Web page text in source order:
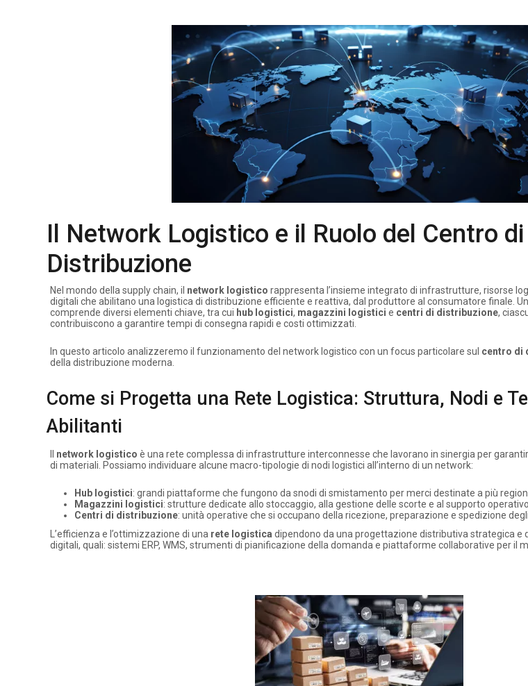
Il Network Logistico e il Ruolo del Centro di
Distribuzione
Nel mondo della supply chain, il network logistico rappresenta l’insieme integrato di infrastrutture, risorse
digitali che abilitano una logistica di distribuzione efficiente e reattiva, dal produttore al consumatore finale.
comprende diversi elementi chiave, tra cui hub logistici, magazzini logistici e centri di distribuzione,
contribuiscono a garantire tempi di consegna rapidi e costi ottimizzati.
In questo articolo analizzeremo il funzionamento del network logistico con un focus particolare sul centro di
della distribuzione moderna.
Come si Progetta una Rete Logistica: Struttura, Nodi e
Abilitanti
Il network logistico è una rete complessa di infrastrutture interconnesse che lavorano in sinergia per
di materiali. Possiamo individuare alcune macro-tipologie di nodi logistici all’interno di un network:
Hub logistici: grandi piattaforme che fungono da snodi di smistamento per merci destinate a più
Magazzini logistici: strutture dedicate allo stoccaggio, alla gestione delle scorte e al supporto operativo.
Centri di distribuzione: unità operative che si occupano della ricezione, preparazione e spedizione
L’efficienza e l’ottimizzazione di una rete logistica dipendono da una progettazione distributiva strategica e
digitali, quali: sistemi ERP, WMS, strumenti di pianificazione della domanda e piattaforme collaborative per il